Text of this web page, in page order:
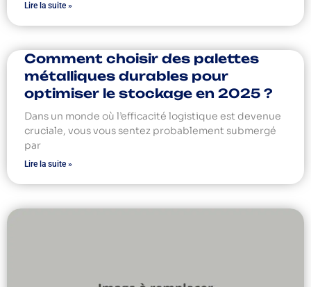
Lire la suite »
Comment choisir des palettes
métalliques durables pour
optimiser le stockage en 2025 ?
Dans un monde où l’efficacité logistique est devenue
cruciale, vous vous sentez probablement submergé
par
Lire la suite »